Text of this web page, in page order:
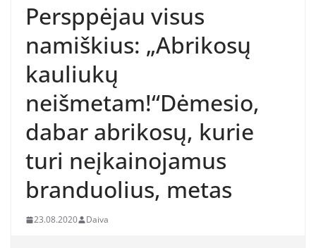
Persppėjau visus
namiškius: „Abrikosų
kauliukų
neišmetam!“Dėmesio,
dabar abrikosų, kurie
turi neįkainojamus
branduolius, metas
23.08.2020 Daiva